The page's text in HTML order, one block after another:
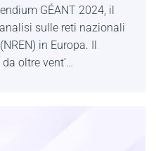
GÉANT 2024, il
sulle reti nazionali
in Europa. Il
oltre vent’…